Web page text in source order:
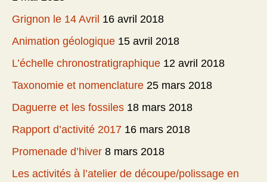
Grignon le 14 Avril 16 avril 2018
Animation géologique 15 avril 2018
L’échelle chronostratigraphique 12 avril 2018
Taxonomie et nomenclature 25 mars 2018
Daguerre et les fossiles 18 mars 2018
Rapport d’activité 2017 16 mars 2018
Promenade d’hiver 8 mars 2018
Les activités à l’atelier de découpe/polissage en